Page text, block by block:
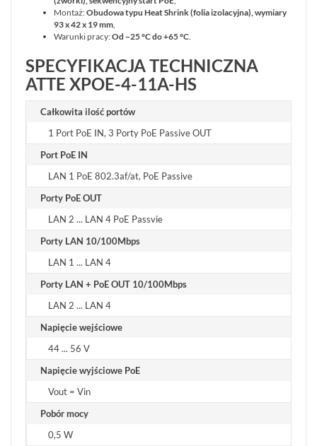
Montaż:Obudowa typu Heat Shrink (folia izolacyjna), wymiary
93 x 42 x 19 mm,
Warunki pracy:Od −25 °C do +65 °C.
SPECYFIKACJA TECHNICZNA
ATTE XPOE-4-11A-HS
Całkowita ilość portów
1 Port PoE IN, 3 Porty PoE Passive OUT
Port PoE IN
LAN 1 PoE 802.3af/at, PoE Passive
Porty PoE OUT
LAN 2 ... LAN 4 PoE Passvie
Porty LAN 10/100Mbps
LAN 1 ... LAN 4
Porty LAN + PoE OUT 10/100Mbps
LAN 2 ... LAN 4
Napięcie wejściowe
44 ... 56 V
Napięcie wyjściowe PoE
Vout = Vin
Pobór mocy
0,5 W